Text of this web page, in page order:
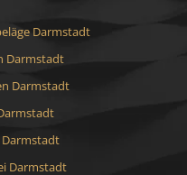
Darmstadt
Darmstadt
Darmstadt
Darmstadt